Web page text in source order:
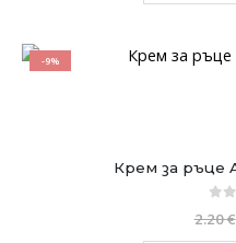
-9%
Крем за ръце
2.20€